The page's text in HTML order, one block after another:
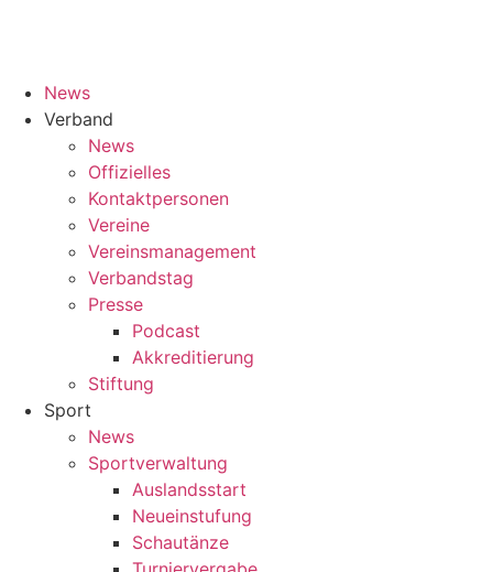
News
Verband
News
Offizielles
Kontaktpersonen
Vereine
Vereinsmanagement
Verbandstag
Presse
Podcast
Akkreditierung
Stiftung
Sport
News
Sportverwaltung
Auslandsstart
Neueinstufung
Schautänze